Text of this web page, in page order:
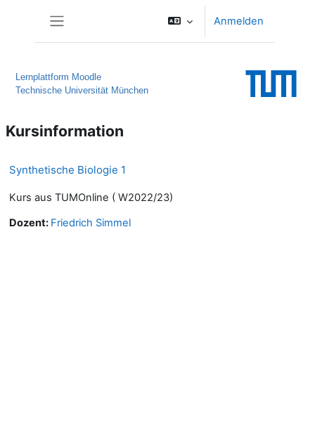
Anmelden
Lernplattform Moodle
Technische Universität München
Kursinformation
Synthetische Biologie 1
Kurs aus TUMOnline ( W2022/23)
Dozent: Friedrich Simmel